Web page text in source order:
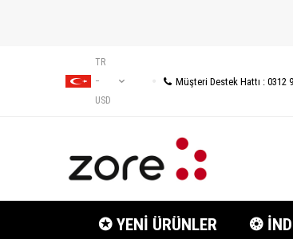
TR
−
USD
Müşteri Destek Hattı : 0312
✪ YENİ ÜRÜNLER ❂